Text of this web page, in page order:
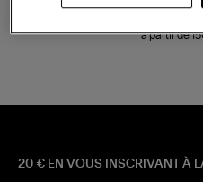
à partir de
20 € EN VOUS INSCRIVANT À